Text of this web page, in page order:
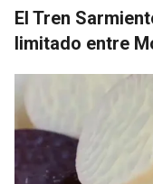
El Tren
limitado entre